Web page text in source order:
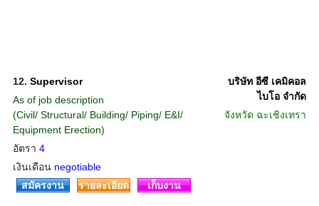
12. Supervisor
As of job description
(Civil/ Structural/ Building/ Piping/ E&I/
Equipment Erection)
อัตรา 4
เงินเดือน negotiable
บริษัท อีซี เคมิคอล
ไบโอ จำกัด
จังหวัด ฉะเชิงเทรา
สมัครงาน รายละเอียด เก็บงาน